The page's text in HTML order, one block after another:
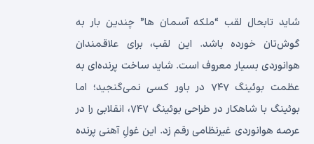
شاید تابحال لقب “ملکه آسمان ها” چندین بار به
گوش‌تان خورده باشد. این لقب، برای علاقمندان
هوانوردی بسیار معروف است. شاید ساخت پرنده‌ای به
عظمت بوئینگ ۷۴۷ در باور کسی نمی‌گنجید؛ اما
بوئینگ با شاهکار در طراحی بوئینگ ۷۴۷، انقلابی را در
عرصه هوانوردی غیرنظامی رقم زد. این غولِ آهنی پرنده